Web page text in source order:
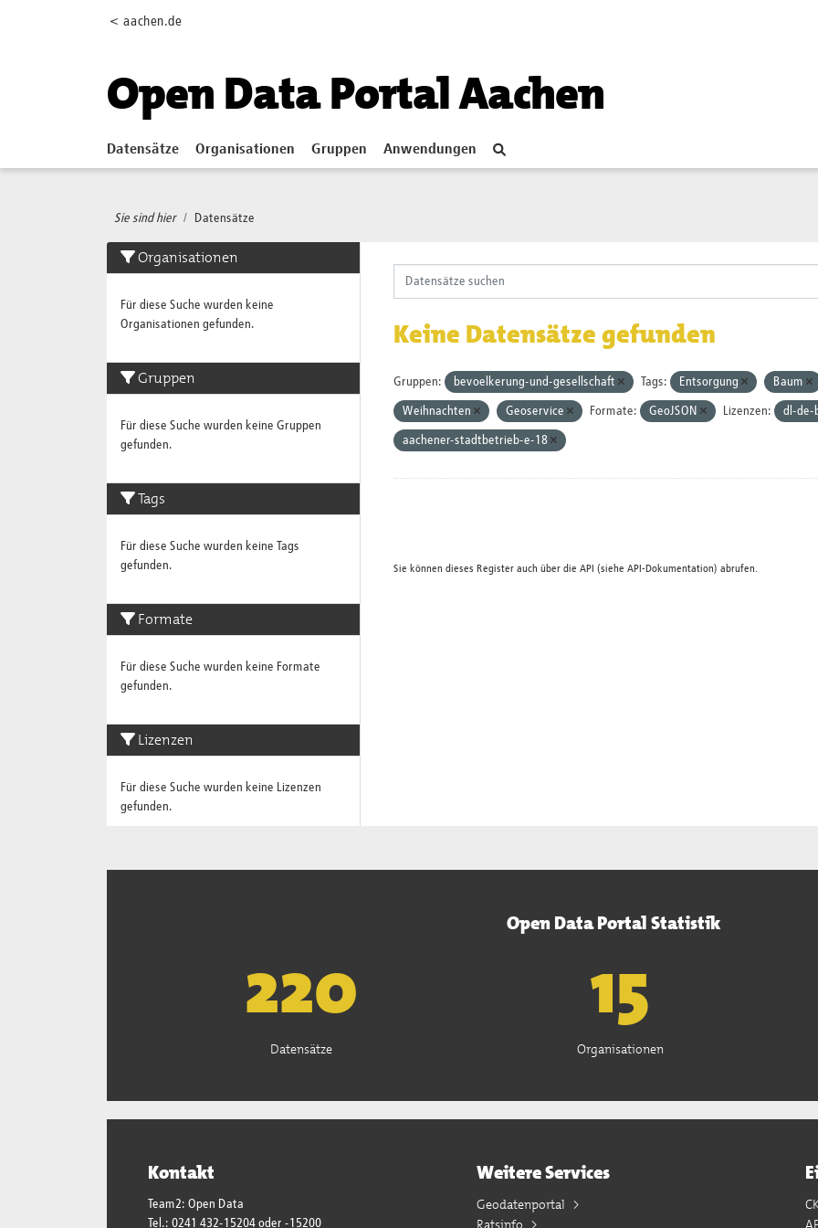
< aachen.de
Open Data Portal Aachen
Datensätze Organisationen Gruppen Anwendungen
Sie sind hier Datensätze
Organisationen
Für diese Suche wurden keine
Organisationen gefunden.
Gruppen
Für diese Suche wurden keine Gruppen
gefunden.
Tags
Für diese Suche wurden keine Tags
gefunden.
Formate
Für diese Suche wurden keine Formate
gefunden.
Lizenzen
Für diese Suche wurden keine Lizenzen
gefunden.
Keine Datensätze gefunden
Gruppen: bevoelkerung-und-gesellschaft Tags: Entsorgung Baum
Weihnachten Geoservice Formate: GeoJSON Lizenzen: dl-de-
aachener-stadtbetrieb-e-18
Sie können dieses Register auch über die API (siehe API-Dokumentation) abrufen.
Open Data Portal Statistik
223
Datensätze
15
Organisationen
Kontakt
Team2: Open Data
Tel.: 0241 432-15204 oder -15200
Weitere Services
Geodatenportal
Ratsinfo